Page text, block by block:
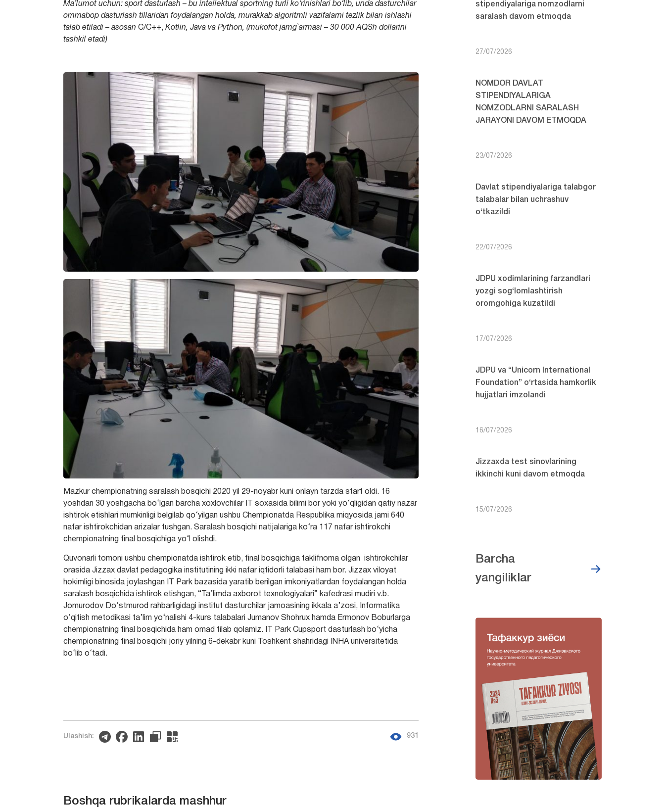
Ma’lumot uchun: sport dasturlash – bu intellektual sportning turliko‘rinishlari bo‘lib,unda dasturchilar
ommabop dasturlash tillaridan foydalanganholda,murakkab algoritmli vazifalarni tezlik bilan ishlashi
talab etiladi – asosanC/C++,Kotlin, JavavaPython,(mukofot jamg`armasi – 30 000AQShdollarini
tashkil etadi)
Mazkur chempionatning saralash bosqichi 2020 yil 29-noyabr kuni onlayn tarzda start oldi. 16
yoshdan 30 yoshgacha bo‘lgan barcha xoxlovchilar IT soxasida bilimi bor yoki yo‘qligidan qatiy nazar
ishtirok etishlari mumkinligi belgilab qo‘yilgan ushbu Chempionatda Respublika miqyosida jami 640
nafar ishtirokchidan arizalar tushgan. Saralash bosqichi natijalariga ko‘ra 117 nafar ishtirokchi
chempionatning final bosqichiga yo‘l olishdi.
Quvonarli tomoni ushbu chempionatda ishtirok etib, final bosqichiga taklifnoma olgan ishtirokchilar
orasida Jizzax davlat pedagogika institutining ikki nafar iqtidorli talabasi ham bor. Jizzax viloyat
hokimligi binosida joylashgan IT Park bazasida yaratib berilgan imkoniyatlardan foydalangan holda
saralash bosqichida ishtirok etishgan, “Ta’limda axborot texnologiyalari” kafedrasi mudiri v.b.
Jomurodov Do‘stmurod rahbarligidagi institut dasturchilar jamoasining ikkala a’zosi, Informatika
o‘qitish metodikasi ta’lim yo‘nalishi 4-kurs talabalari Jumanov Shohrux hamda Ermonov Boburlarga
chempionatning final bosqichida ham omad tilab qolamiz. IT Park Cupsport dasturlash bo‘yicha
chempionatning final bosqichi joriy yilning 6-dekabr kuni Toshkent shahridagi INHA universitetida
bo‘lib o‘tadi.
Ulashish: 931
Boshqa rubrikalarda mashhur
stipendiyalariga nomzodlarni
saralash davom etmoqda
27/07/2026
NOMDOR DAVLAT
STIPENDIYALARIGA
NOMZODLARNI SARALASH
JARAYONI DAVOM ETMOQDA
23/07/2026
Davlat stipendiyalariga talabgor
talabalar bilan uchrashuv
o‘tkazildi
22/07/2026
JDPU xodimlarining farzandlari
yozgi sog‘lomlashtirish
oromgohiga kuzatildi
17/07/2026
JDPU va “Unicorn International
Foundation” o‘rtasida hamkorlik
hujjatlari imzolandi
16/07/2026
Jizzaxda test sinovlarining
ikkinchi kuni davom etmoqda
15/07/2026
Barcha
yangiliklar